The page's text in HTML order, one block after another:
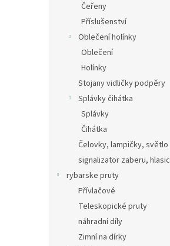
Čeřeny
Příslušenství
Oblečení holínky
Oblečení
Holínky
Stojany vidličky podpěry
Splávky čihátka
Splávky
Čihátka
Čelovky, lampičky, světlo
signalizator zaberu, hlasic
rybarske pruty
Přívlačové
Teleskopické pruty
náhradní díly
Zimní na dírky